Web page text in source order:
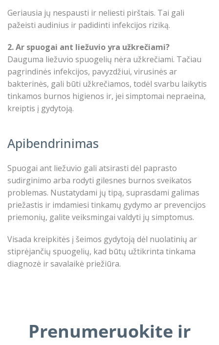
Geriausia jų nespausti ir neliesti pirštais. Tai gali
pažeisti audinius ir padidinti infekcijos riziką.
2. Ar spuogai ant liežuvio yra užkrečiami?
Dauguma liežuvio spuogelių nėra užkrečiami. Tačiau
pagrindinės infekcijos, pavyzdžiui, virusinės ar
bakterinės, gali būti užkrečiamos, todėl svarbu laikytis
tinkamos burnos higienos ir, jei simptomai nepraeina,
kreiptis į gydytoją.
Apibendrinimas
Spuogai ant liežuvio gali atsirasti dėl paprasto
sudirginimo arba rodyti gilesnes burnos sveikatos
problemas. Nustatydami jų tipą, suprasdami galimas
priežastis ir imdamiesi tinkamų gydymo ar prevencijos
priemonių, galite veiksmingai valdyti jų simptomus.
Visada kreipkitės į šeimos gydytoją dėl nuolatinių ar
stiprėjančių spuogelių, kad būtų užtikrinta tinkama
diagnozė ir savalaikė priežiūra.
Prenumeruokite ir